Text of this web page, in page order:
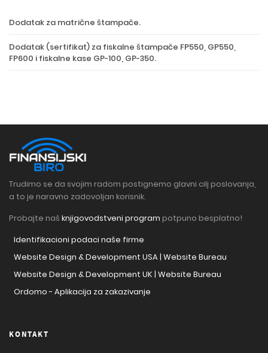
Dodatak za matrične štampače.
Dodatak (sertifikat) za fiskalne štampače FP550, GP550,
FP600 i fiskalne kase GP-100, GP-350.
Trudimo se da svojim radom postignemo glavni cilj poslovanja,
a to je naravno zadovoljan korisnik.
Probajte naš knjigovodstveni program potpuno besplatno!
Identifikacioni podaci naše firme
Website Design & Development USA | Website Bureau
Website Design & Development UK | Website Bureau
Ordomo - Aplikacija za zakazivanje
KONTAKT